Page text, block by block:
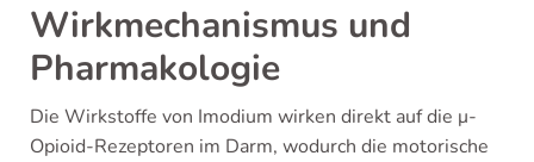
Wirkmechanismus und
Pharmakologie
Die Wirkstoffe von Imodium wirken direkt auf die μ-
Opioid-Rezeptoren im Darm, wodurch die motorische